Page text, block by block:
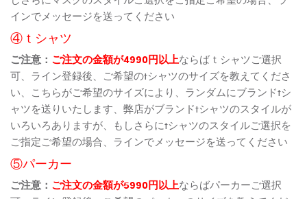
インでメッセージを送ってください
④ｔシャツ
ご注意： ご注文の金額が4990円以上ならばｔシャツご選択
可、ライン登録後、ご希望のtシャツのサイズを教えてくださ
い、こちらがご希望のサイズにより、ランダムにブランドtシ
ャツを送りいたします、弊店がブランドtシャツのスタイルが
いろいろありますが、もしさらにtシャツのスタイルご選択を
ご指定ご希望の場合、ラインでメッセージを送ってください
⑤パーカー
ご注意： ご注文の金額が5990円以上ならばパーカーご選択